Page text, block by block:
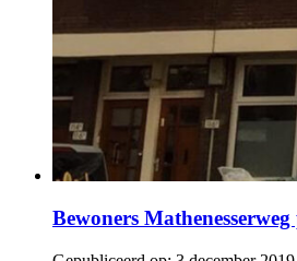
Bewoners